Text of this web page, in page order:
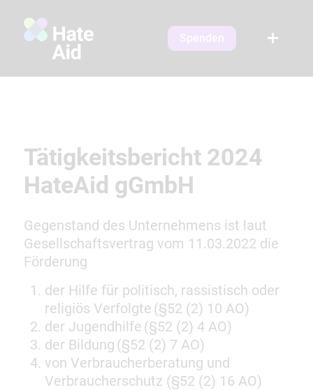
Spenden
Tätigkeitsbericht 2024
HateAid gGmbH
Gegenstand des Unternehmens ist laut
Gesellschaftsvertrag vom 11.03.2022 die
Förderung
der Hilfe für politisch, rassistisch oder
religiös Verfolgte (§52 (2) 10 AO)
der Jugendhilfe (§52 (2) 4 AO)
der Bildung (§52 (2) 7 AO)
von Verbraucherberatung und
Verbraucherschutz (§52 (2) 16 AO)